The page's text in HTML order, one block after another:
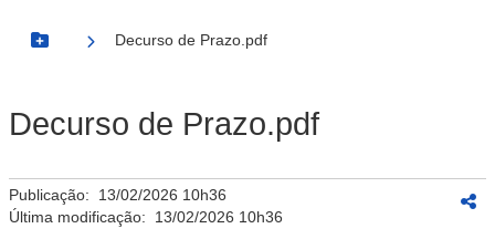
Botão Menu
Decurso de Prazo.pdf
Decurso de Prazo.pdf
Publicação: 13/02/2026 10h36
Última modificação: 13/02/2026 10h36